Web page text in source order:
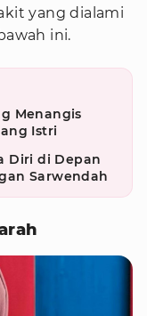
yang dialami
ini.
Menangis
Istri
Diri di Depan
Sarwendah